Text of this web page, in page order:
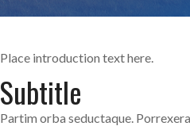
Place introduction text here.
Subtitle
Partim orba seductaque.